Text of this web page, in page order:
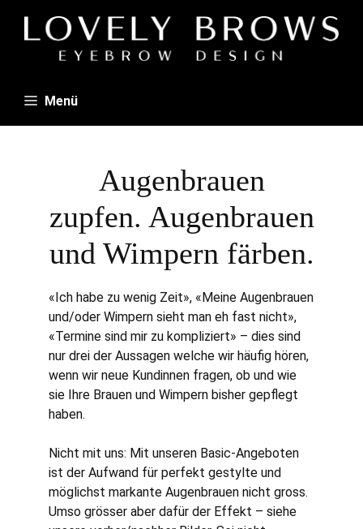
Menü
Augenbrauen
zupfen. Augenbrauen
und Wimpern färben.
«Ich habe zu wenig Zeit», «Meine Augenbrauen
und/oder Wimpern sieht man eh fast nicht»,
«Termine sind mir zu kompliziert» – dies sind
nur drei der Aussagen welche wir häufig hören,
wenn wir neue Kundinnen fragen, ob und wie
sie Ihre Brauen und Wimpern bisher gepflegt
haben.
Nicht mit uns: Mit unseren Basic-Angeboten
ist der Aufwand für perfekt gestylte und
möglichst markante Augenbrauen nicht gross.
Umso grösser aber dafür der Effekt – siehe